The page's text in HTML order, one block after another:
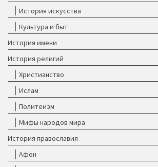
История искусства
Культура и быт
История имени
История религий
Христианство
Ислам
Политеизм
Мифы народов мира
История православия
Афон